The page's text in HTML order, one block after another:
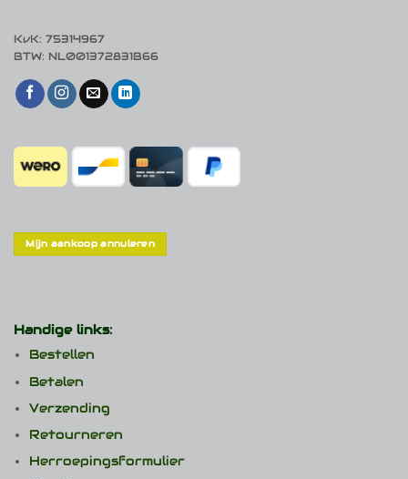
KvK: 75314967
BTW: NL001372831B66
Mijn aankoop annuleren
Handige links:
Bestellen
Betalen
Verzending
Retourneren
Herroepingsformulier